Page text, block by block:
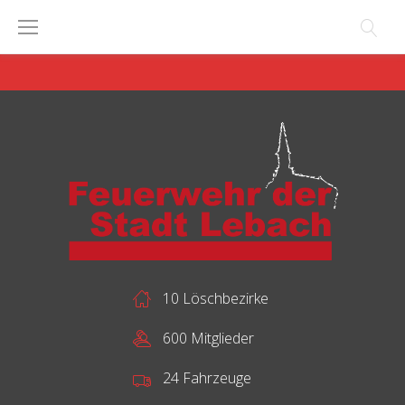
10 Löschbezirke
600 Mitglieder
24 Fahrzeuge